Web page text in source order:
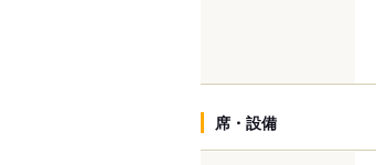
席・設備